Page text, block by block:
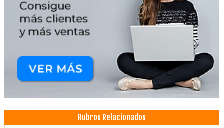
Rubros Relacionados